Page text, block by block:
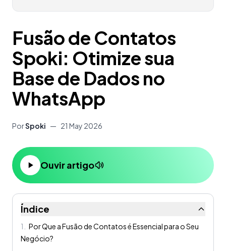
Fusão de Contatos
Spoki: Otimize sua
Base de Dados no
WhatsApp
PorSpoki — 21 May 2026
Ouvir artigo
Índice
1
Por Que a Fusão de Contatos é Essencial para o Seu
Negócio?